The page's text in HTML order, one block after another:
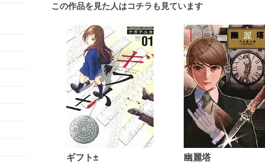
この作品を見た人はコチラも見ています
ギフト± 幽麗塔